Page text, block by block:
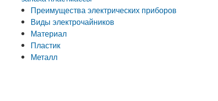
Преимущества электрических приборов
Виды электрочайников
Материал
Пластик
Металл